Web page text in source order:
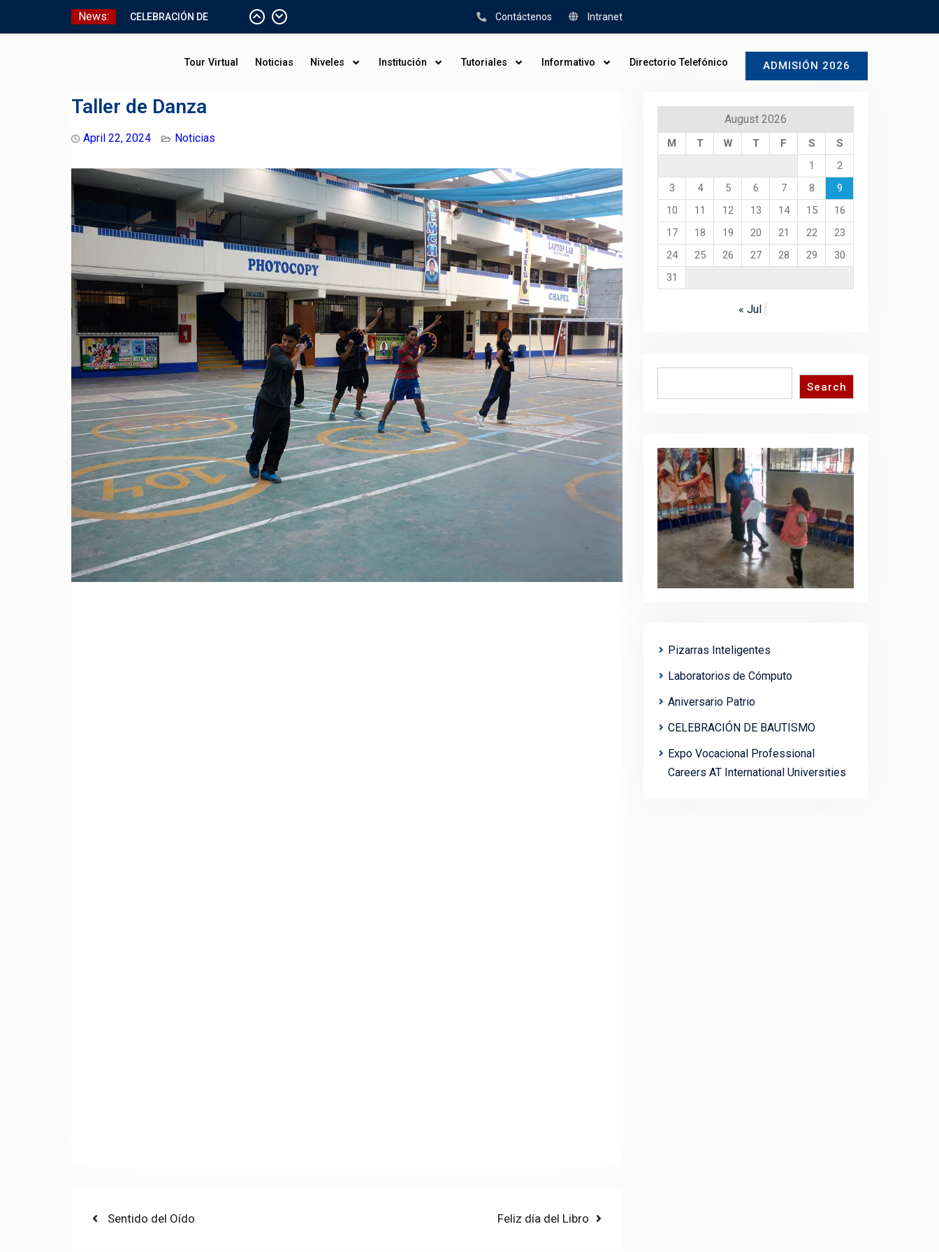
News:
CELEBRACIÓN DE
BAUTISMO
Laboratorios de Cómputo
Contáctenos Intranet
Tour Virtual Noticias Niveles Institución Tutoriales Informativo Directorio Telefónico ADMISIÓN 2026
Taller de Danza
April 22, 2024 Noticias
Post
Previous
Sentido del Oído
Next
Feliz día del Libro
August 2026
M T W T F S
S
1
2
3
4 5 6 7 8
9
10
11 12 13 14 15
16
17
18 19 20 21 22
23
24
25 26 27 28 29
30
31
« Jul
Search
Pizarras Inteligentes
Laboratorios de Cómputo
Aniversario Patrio
CELEBRACIÓN DE BAUTISMO
Expo Vocacional Professional
Careers AT International Universities